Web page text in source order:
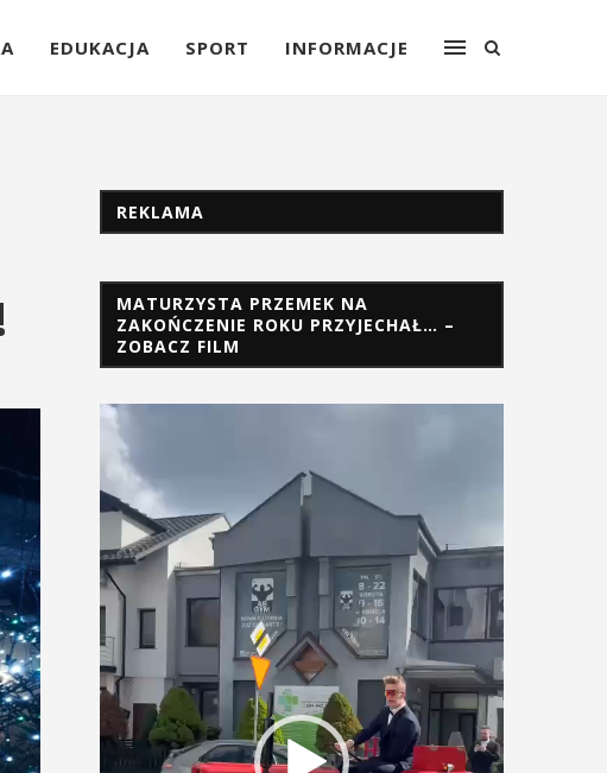
EDUKACJA SPORT INFORMACJE
REKLAMA
MATURZYSTA PRZEMEK NA
ZAKOŃCZENIE ROKU PRZYJECHAŁ… –
ZOBACZ FILM
Odtwarzacz
video